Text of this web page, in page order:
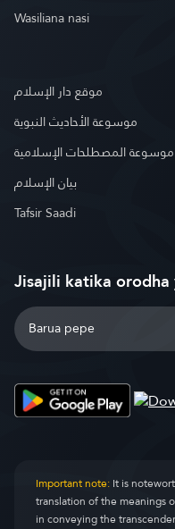
Wasiliana nasi
موقع دار الإسلام
موسوعة الأحاديث النبوية
موسوعة المصطلحات الإسلامية
بيان الإسلام
Tafsir Saadi
Jisajili katika orodha
Important note:It is
translation of the meanings
in conveying the